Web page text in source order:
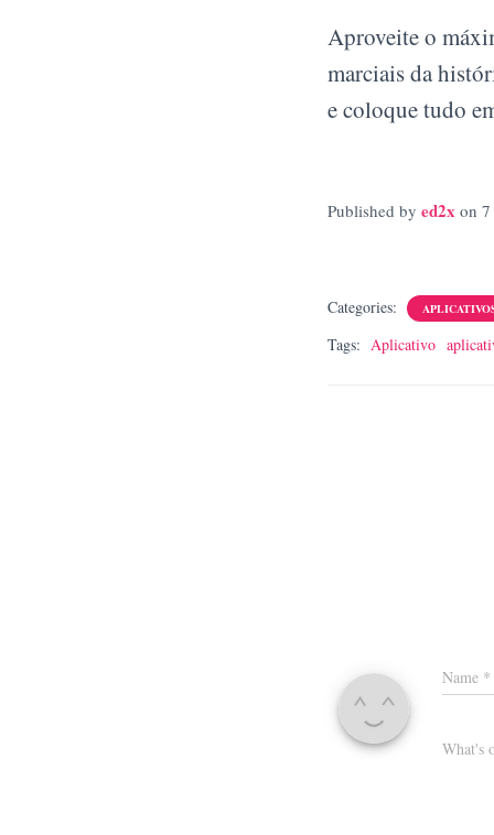
Aproveite o
marciais da
e coloque tudo
Published by ed2x on
Categories:
Tags: Aplicativo
Name *
What's